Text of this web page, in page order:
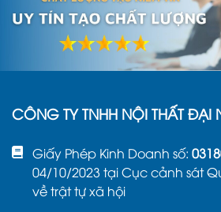
CÔNG TY TNHH NỘI THẤT ĐẠI
Giấy Phép Kinh Doanh số:
04/10/2023 tại Cục cảnh sát
về trật tự xã hội